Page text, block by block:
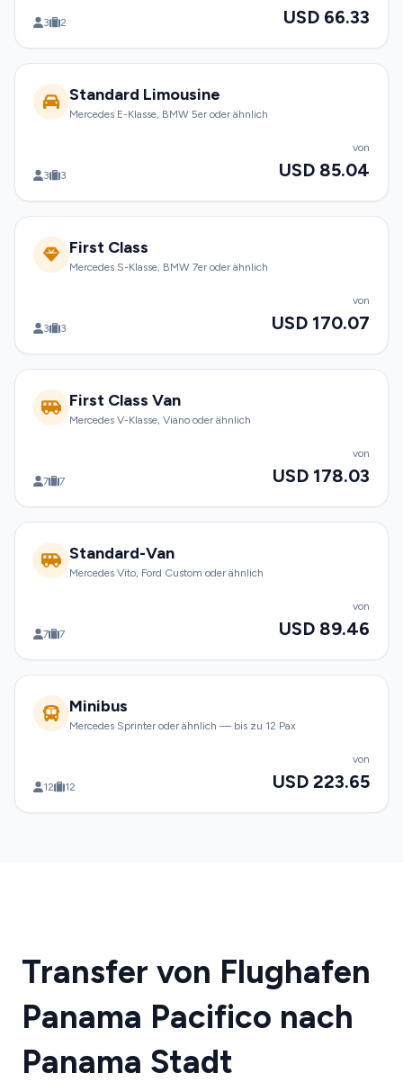
3 2 USD 66.33
Standard Limousine
Mercedes E-Klasse, BMW 5er oder ähnlich
3 3
von
USD 85.04
First Class
Mercedes S-Klasse, BMW 7er oder ähnlich
3 3
von
USD 170.07
First Class Van
Mercedes V-Klasse, Viano oder ähnlich
7 7
von
USD 178.03
Standard-Van
Mercedes Vito, Ford Custom oder ähnlich
7 7
von
USD 89.46
Minibus
Mercedes Sprinter oder ähnlich — bis zu 12 Pax
12 12
von
USD 223.65
Transfer von Flughafen
Panama Pacifico nach
Panama Stadt